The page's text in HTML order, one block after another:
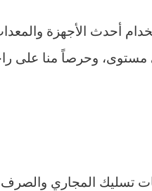
أحدث الأجهزة
مستوى، وحرصاً منا على
تسليك المجاري والصرف